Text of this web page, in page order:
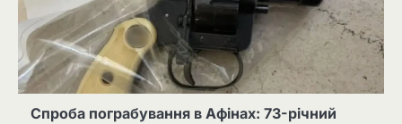
Спроба пограбування в Афінах: 73-річний